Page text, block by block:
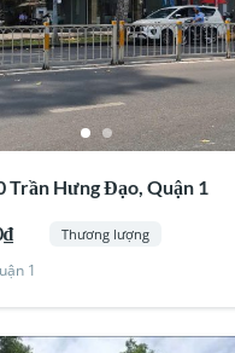
Trần Hưng Đạo, Quận 1
Thương lượng
1